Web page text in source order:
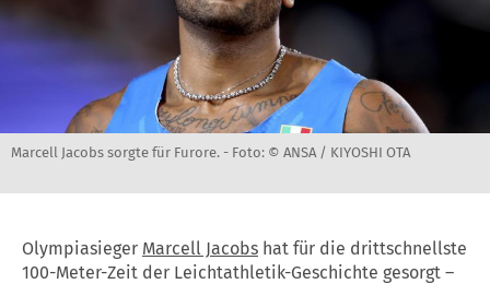
Marcell Jacobs sorgte für Furore. - Foto: © ANSA / KIYOSHI OTA
Olympiasieger Marcell Jacobs hat für die drittschnellste
100-Meter-Zeit der Leichtathletik-Geschichte gesorgt –